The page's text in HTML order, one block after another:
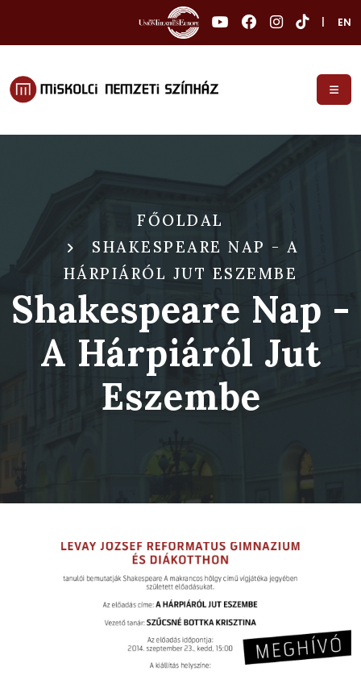
EN
FŐOLDAL
SHAKESPEARE NAP - A
HÁRPIÁRÓL JUT ESZEMBE
Shakespeare Nap -
A Hárpiáról Jut
Eszembe